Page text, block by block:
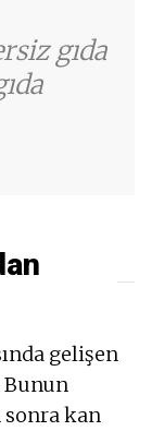
gıda
gelişen
sonra kan